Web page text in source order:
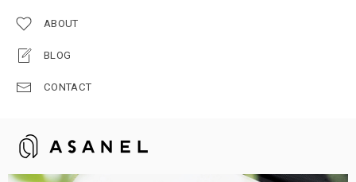
ABOUT
BLOG
CONTACT